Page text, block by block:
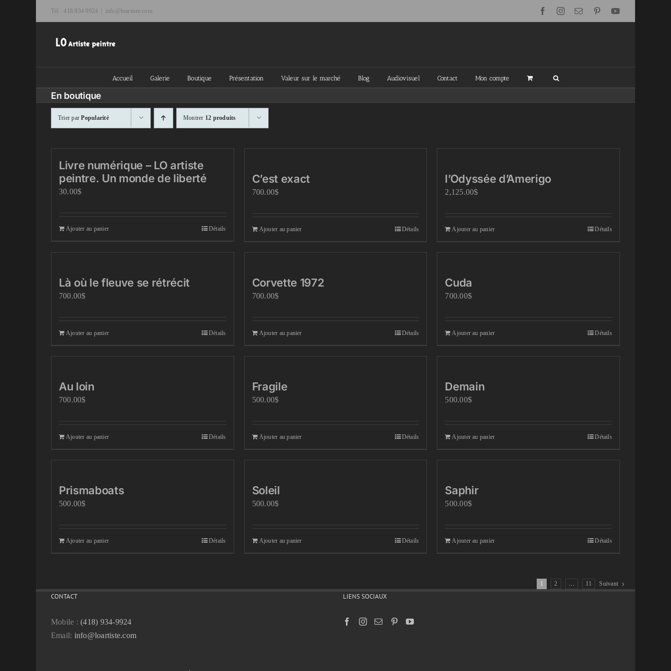
Tél : 418 934 9924 info@loartiste.com FacebookInstagram
Email Pinterest
Accueil Galerie Boutique Présentation Valeur sur le marché Blog Audiovisuel Contact Mon compte
En boutique
Trier parPopularité Montrer 12 produits
Livre numérique – LO artiste
peintre. Un monde de liberté
30.00$
Ajouter au panier Détails
C’est exact
700.00$
Ajouter au panier Détails
l’Odyssée d’Amerigo
2,125.00$
Ajouter au panier Détails
Là où le fleuve se rétrécit
700.00$
Ajouter au panier Détails
Corvette 1972
700.00$
Ajouter au panier Détails
Cuda
700.00$
Ajouter au panier Détails
Au loin
700.00$
Ajouter au panier Détails
Fragile
500.00$
Ajouter au panier Détails
Demain
500.00$
Ajouter au panier Détails
Prismaboats
500.00$
Ajouter au panier Détails
Soleil
500.00$
Ajouter au panier Détails
Saphir
500.00$
Ajouter au panier Détails
1 2 … 11 Suivant
CONTACT
Mobile :(418) 934-9924
Email: info@loartiste.com
LIENS SOCIAUX